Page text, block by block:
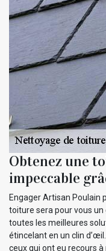
Obtenez une
impeccable
Engager Artisan
toiture sera pour vous
toutes les meilleures
étincelant en un clin
ceux qui ont eu recours